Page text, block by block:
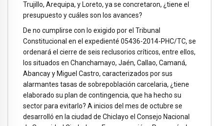
Trujillo, Arequipa, y Loreto, ya se concretaron, ¿tiene el
presupuesto y cuáles son los avances?
De no cumplirse con lo exigido por el Tribunal
Constitucional en el expedienté 05436-2014-PHC/TC, se
ordenará el cierre de seis reclusorios críticos, entre ellos,
los situados en Chanchamayo, Jaén, Callao, Camaná,
Abancay y Miguel Castro, caracterizados por sus
alarmantes tasas de sobrepoblación carcelaria, ¿tiene
elaborado su plan de contingencia, que ha hecho su
sector para evitarlo? A inicios del mes de octubre se
desarrolló en la ciudad de Chiclayo el Consejo Nacional